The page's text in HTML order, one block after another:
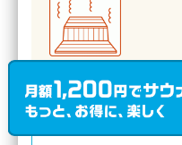
水風呂の温度帯